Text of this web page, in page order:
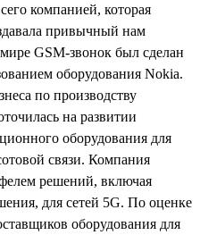
компанией, которая
привычный нам
GSM-звонок был сделан
оборудования Nokia.
по производству
на развитии
оборудования для
связи. Компания
решений, включая
для сетей 5G. По оценке
оборудования для